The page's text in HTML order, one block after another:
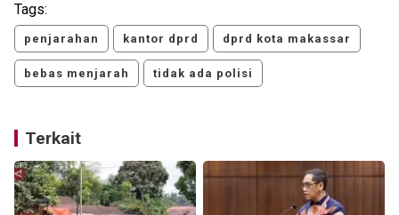
Tags:
penjarahan kantor dprd dprd kota makassar
bebas menjarah tidak ada polisi
Terkait